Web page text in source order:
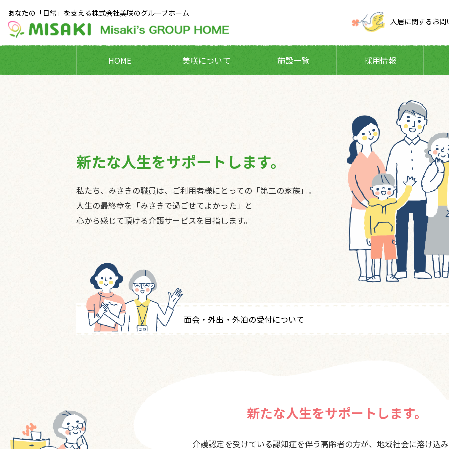
あなたの「日常」を支える株式会社美咲のグループホーム
入居に関するお
HOME 美咲について 施設一覧 採用情報
新たな人生をサポートします。
私たち、みさきの職員は、 ご利用者様にとっての「第二の家族」。
人生の最終章を「みさきで過ごせてよかった」と
心から感じて頂ける介護サービスを目指します。
面会・外出・外泊の受付について
新たな人生をサポートします。
介護認定を受けている認知症を伴う高齢者の方が、地域社会に溶け込